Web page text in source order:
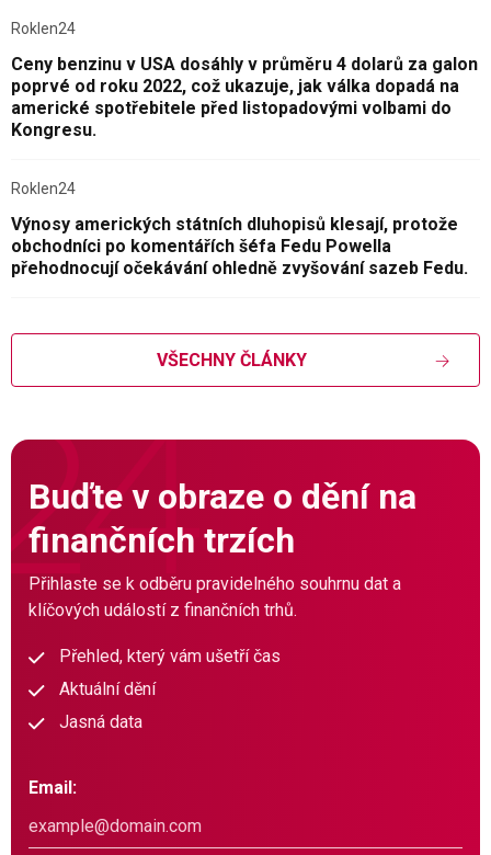
Roklen24
Ceny benzinu v USA dosáhly v průměru 4 dolarů za galon
poprvé od roku 2022, což ukazuje, jak válka dopadá na
americké spotřebitele před listopadovými volbami do
Kongresu.
Roklen24
Výnosy amerických státních dluhopisů klesají, protože
obchodníci po komentářích šéfa Fedu Powella
přehodnocují očekávání ohledně zvyšování sazeb Fedu.
VŠECHNY ČLÁNKY
Buďte v obraze o dění na
finančních trzích
Přihlaste se k odběru pravidelného souhrnu dat a
klíčových událostí z finančních trhů.
Přehled, který vám ušetří čas
Aktuální dění
Jasná data
Email: